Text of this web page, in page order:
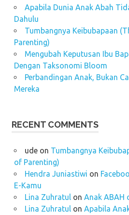
Apabila Dunia Anak Abah
Dahulu
Tumbangnya Keibubapaan
Parenting)
Mengubah Keputusan Ibu
Dengan Taksonomi Bloom
Perbandingan Anak, Bukan
Mereka
RECENT COMMENTS
udeon Tumbangnya
of Parenting)
Hendra Juniastiwi on
E-Kamu
Lina Zuhratulon Anak ABAH
Lina Zuhratulon Apabila